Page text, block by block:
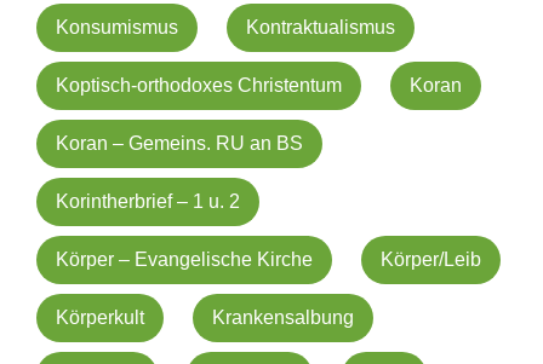
Konsumismus Kontraktualismus
Koptisch-orthodoxes Christentum Koran
Koran – Gemeins. RU an BS
Korintherbrief – 1 u. 2
Körper – Evangelische Kirche Körper/Leib
Körperkult Krankensalbung